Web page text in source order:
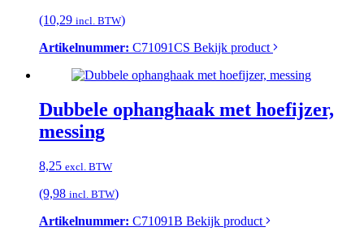
(10,29 incl. BTW)
Artikelnummer: C71091CS Bekijk product
Dubbele ophanghaak met hoefijzer,
messing
8,25 excl. BTW
(9,98 incl. BTW)
Artikelnummer: C71091B Bekijk product